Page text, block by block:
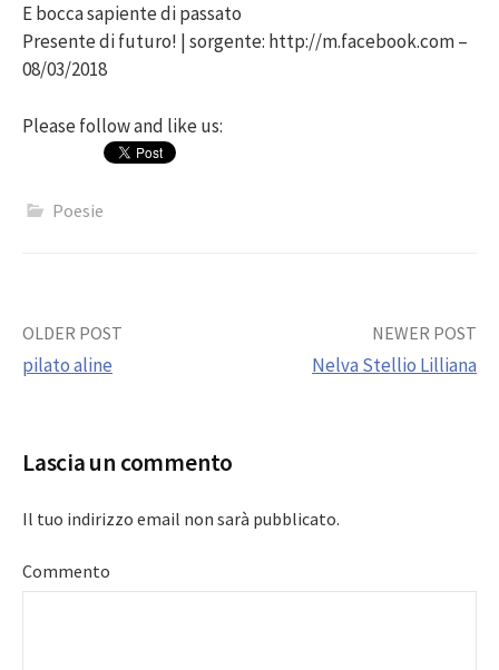
E bocca sapiente di passato
Presente di futuro! | sorgente: http://m.facebook.com –
08/03/2018
Please follow and like us:
Poesie
Post
OLDER POST
pilato aline
NEWER POST
Nelva Stellio Lilliana
Lascia un commento
Il tuo indirizzo email non sarà pubblicato.
Commento